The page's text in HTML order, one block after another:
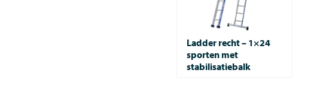
Ladder recht – 1×24
sporten met
stabilisatiebalk